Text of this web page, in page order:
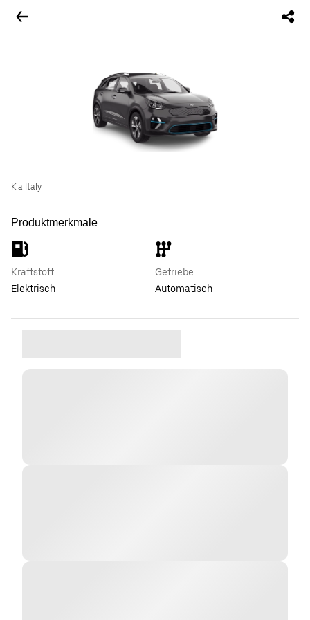
Kia Italy
Produktmerkmale
Kraftstoff
Elektrisch
Getriebe
Automatisch